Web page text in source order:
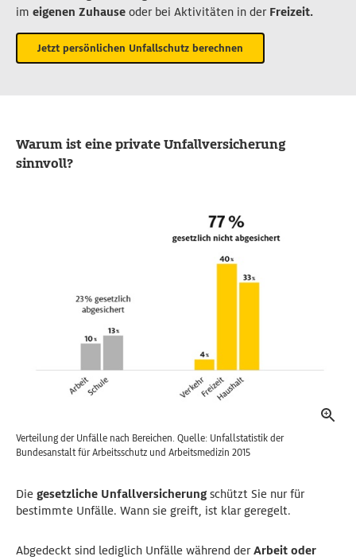
im eigenen Zuhause oder bei Aktivitäten in der Freizeit.
Jetzt persönlichen Unfallschutz berechnen
Warum ist eine private Unfallversicherung
sinnvoll?
Verteilung der Unfälle nach Bereichen. Quelle: Unfallstatistik der
Bundesanstalt für Arbeitsschutz und Arbeitsmedizin 2015
Die gesetzliche Unfallversicherungschützt Sie nur für
bestimmte Unfälle. Wann sie greift, ist klar geregelt.
Abgedeckt sind lediglich Unfälle während derArbeit oder